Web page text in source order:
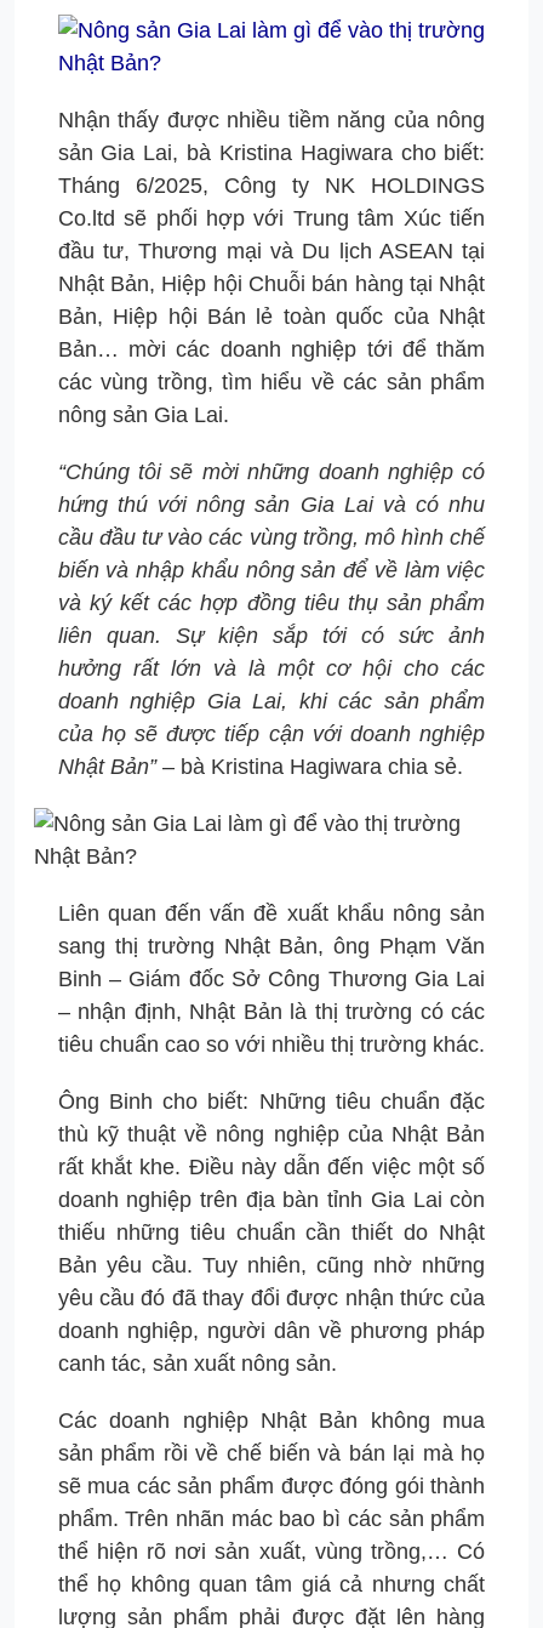
Nhận thấy được nhiều tiềm năng của nông
sản Gia Lai, bà Kristina Hagiwara cho biết:
Tháng 6/2025, Công ty NK HOLDINGS
Co.ltd sẽ phối hợp với Trung tâm Xúc tiến
đầu tư, Thương mại và Du lịch ASEAN tại
Nhật Bản, Hiệp hội Chuỗi bán hàng tại Nhật
Bản, Hiệp hội Bán lẻ toàn quốc của Nhật
Bản… mời các doanh nghiệp tới để thăm
các vùng trồng, tìm hiểu về các sản phẩm
nông sản Gia Lai.
“Chúng tôi sẽ mời những doanh nghiệp có
hứng thú với nông sản Gia Lai và có nhu
cầu đầu tư vào các vùng trồng, mô hình chế
biến và nhập khẩu nông sản để về làm việc
và ký kết các hợp đồng tiêu thụ sản phẩm
liên quan. Sự kiện sắp tới có sức ảnh
hưởng rất lớn và là một cơ hội cho các
doanh nghiệp Gia Lai, khi các sản phẩm
của họ sẽ được tiếp cận với doanh nghiệp
Nhật Bản” – bà Kristina Hagiwara chia sẻ.
Liên quan đến vấn đề xuất khẩu nông sản
sang thị trường Nhật Bản, ông Phạm Văn
Binh – Giám đốc Sở Công Thương Gia Lai
– nhận định, Nhật Bản là thị trường có các
tiêu chuẩn cao so với nhiều thị trường khác.
Ông Binh cho biết: Những tiêu chuẩn đặc
thù kỹ thuật về nông nghiệp của Nhật Bản
rất khắt khe. Điều này dẫn đến việc một số
doanh nghiệp trên địa bàn tỉnh Gia Lai còn
thiếu những tiêu chuẩn cần thiết do Nhật
Bản yêu cầu. Tuy nhiên, cũng nhờ những
yêu cầu đó đã thay đổi được nhận thức của
doanh nghiệp, người dân về phương pháp
canh tác, sản xuất nông sản.
Các doanh nghiệp Nhật Bản không mua
sản phẩm rồi về chế biến và bán lại mà họ
sẽ mua các sản phẩm được đóng gói thành
phẩm. Trên nhãn mác bao bì các sản phẩm
thể hiện rõ nơi sản xuất, vùng trồng,… Có
thể họ không quan tâm giá cả nhưng chất
lượng sản phẩm phải được đặt lên hàng